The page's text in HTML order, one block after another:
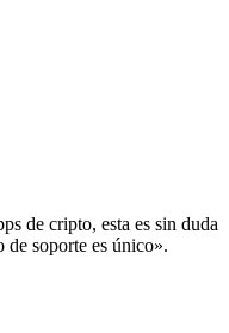
de cripto, esta es sin duda
soporte es único».